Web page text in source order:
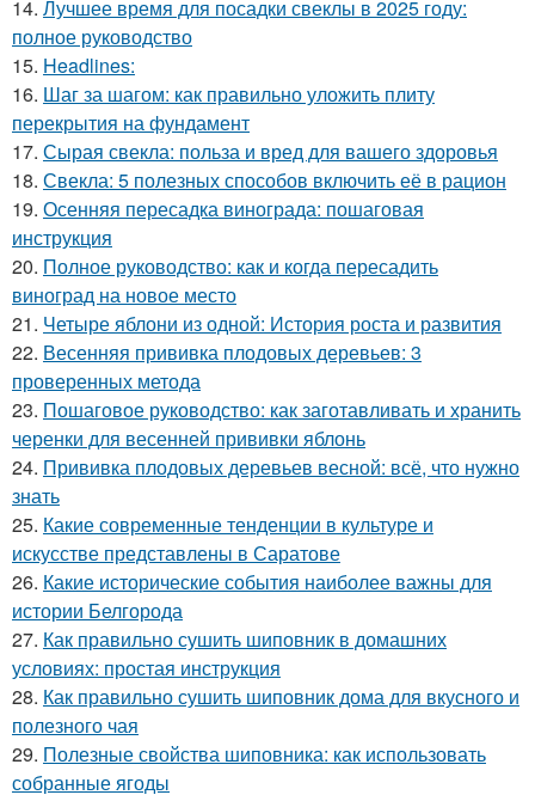
14. Лучшее время для посадки свеклы в 2025 году:
полное руководство
15. Headlines:
16. Шаг за шагом: как правильно уложить плиту
перекрытия на фундамент
17. Сырая свекла: польза и вред для вашего здоровья
18. Свекла: 5 полезных способов включить её в рацион
19. Осенняя пересадка винограда: пошаговая
инструкция
20. Полное руководство: как и когда пересадить
виноград на новое место
21. Четыре яблони из одной: История роста и развития
22. Весенняя прививка плодовых деревьев: 3
проверенных метода
23. Пошаговое руководство: как заготавливать и хранить
черенки для весенней прививки яблонь
24. Прививка плодовых деревьев весной: всё, что нужно
знать
25. Какие современные тенденции в культуре и
искусстве представлены в Саратове
26. Какие исторические события наиболее важны для
истории Белгорода
27. Как правильно сушить шиповник в домашних
условиях: простая инструкция
28. Как правильно сушить шиповник дома для вкусного и
полезного чая
29. Полезные свойства шиповника: как использовать
собранные ягоды